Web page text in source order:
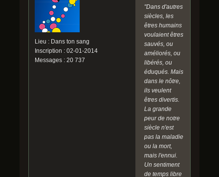
Lieu : Dans ton sang
Inscription : 02-01-2014
Messages : 20 737
"Dans d'autres
siècles, les
êtres humains
voulaient êtres
sauvés, ou
améliorés, ou
libérés, ou
éduqués. Mais
dans le nôtre,
ils veulent
êtres divertis.
La grande
peur de notre
siècle n'est
pas la maladie
ou la mort,
mais l'ennui.
Un sentiment
de temps libre